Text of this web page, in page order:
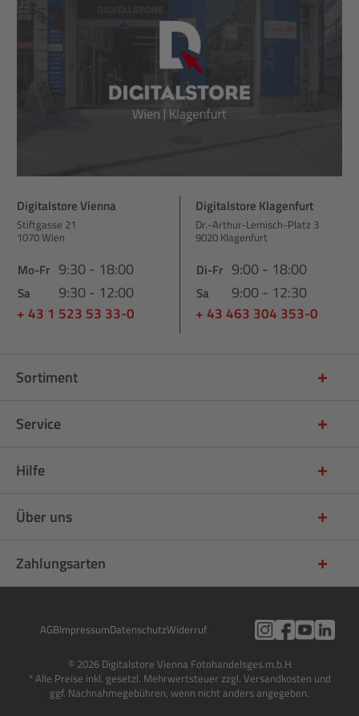
Digitalstore Vienna
Stiftgasse 21
1070 Wien
Mo-Fr 9:30 - 18:00
Sa 9:30 - 12:00
+ 43 1 523 53 33-0
Digitalstore Klagenfurt
Dr.-Arthur-Lemisch-Platz 3
9020 Klagenfurt
Di-Fr 9:00 - 18:00
Sa 9:00 - 12:30
+ 43 463 304 353-0
Sortiment
Service
Hilfe
Über uns
Zahlungsarten
AGBImpressumDatenschutzWiderruf
© 2026 Digitalstore Vienna Fotohandelsges.m.b.H
* Alle Preise inkl. gesetzl. Mehrwertsteuer zzgl. Versandkosten und
ggf. Nachnahmegebühren, wenn nicht anders angegeben.